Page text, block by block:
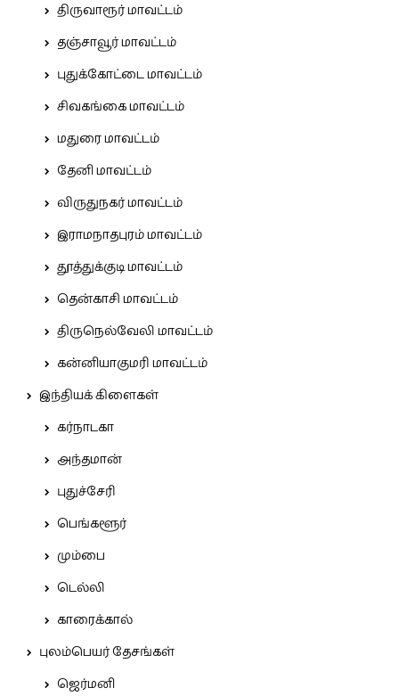
திருவாரூர் மாவட்டம்
தஞ்சாவூர் மாவட்டம்
புதுக்கோட்டை மாவட்டம்
சிவகங்கை மாவட்டம்
மதுரை மாவட்டம்
தேனி மாவட்டம்
விருதுநகர் மாவட்டம்
இராமநாதபுரம் மாவட்டம்
தூத்துக்குடி மாவட்டம்
தென்காசி மாவட்டம்
திருநெல்வேலி மாவட்டம்
கன்னியாகுமரி மாவட்டம்
இந்தியக் கிளைகள்
கர்நாடகா
அந்தமான்
புதுச்சேரி
பெங்களூர்
மும்பை
டெல்லி
காரைக்கால்
புலம்பெயர் தேசங்கள்
ஜெர்மனி